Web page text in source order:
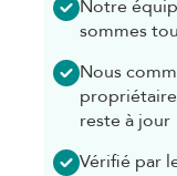
Notre
sommes
Nous
reste à jour
Vérifié par